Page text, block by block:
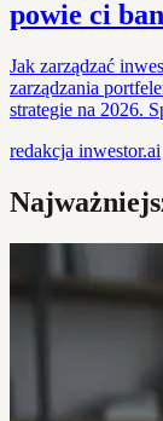
powie ci
Jak zarządzać
zarządzania
strategie na 2026.
redakcja inwestor.ai